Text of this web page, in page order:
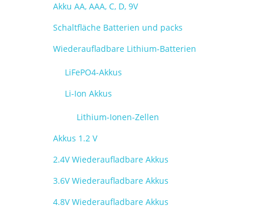
Akku AA, AAA, C, D, 9V
Schaltfläche Batterien und packs
Wiederaufladbare Lithium-Batterien
LiFePO4-Akkus
Li-Ion Akkus
Lithium-Ionen-Zellen
Akkus 1.2 V
2.4V Wiederaufladbare Akkus
3.6V Wiederaufladbare Akkus
4.8V Wiederaufladbare Akkus